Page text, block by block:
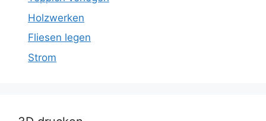
Holzwerken
Fliesen legen
Strom